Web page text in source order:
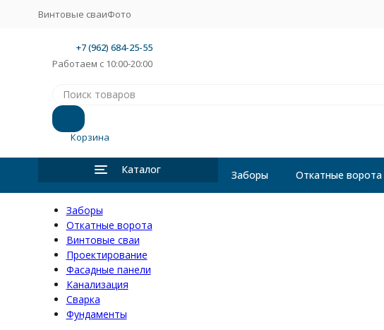
Винтовые сваиФото
+7 (962) 684-25-55
Работаем с 10:00-20:00
Корзина
Каталог Заборы Откатные ворота
Заборы
Откатные ворота
Винтовые сваи
Проектирование
Фасадные панели
Канализация
Сварка
Фундаменты